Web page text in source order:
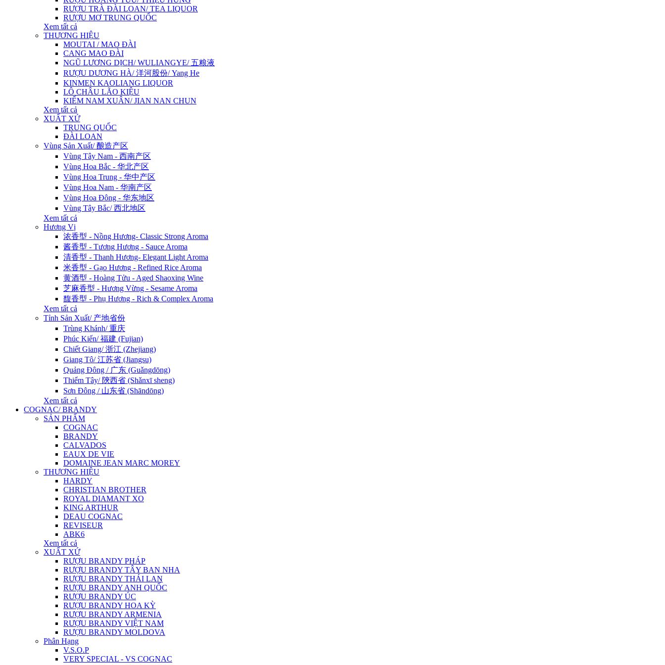
RƯỢU TRÀ ĐÀI LOAN/ TEA LIQUOR
RƯỢU MƠ TRUNG QUỐC
Xem tất cả
THƯƠNG HIỆU
MOUTAI / MAO ĐÀI
CANG MAO ĐÀI
NGŨ LƯƠNG DỊCH/ WULIANGYE/ 五粮液
RƯỢU DƯƠNG HÀ/ 洋河股份/ Yang He
KINMEN KAOLIANG LIQUOR
LÔ CHÂU LÃO KIỆU
KIẾM NAM XUÂN/ JIAN NAN CHUN
Xem tất cả
XUẤT XỨ
TRUNG QUỐC
ĐÀI LOAN
Vùng Sản Xuất/ 酿造产区
Vùng Tây Nam - 西南产区
Vùng Hoa Bắc - 华北产区
Vùng Hoa Trung - 华中产区
Vùng Hoa Nam - 华南产区
Vùng Hoa Đông - 华东地区
Vùng Tây Bắc/ 西北地区
Xem tất cả
Hương Vị
浓香型 - Nồng Hương- Classic Strong Aroma
酱香型 - Tương Hương - Sauce Aroma
清香型 - Thanh Hương- Elegant Light Aroma
米香型 - Gạo Hương - Refined Rice Aroma
黄酒型 - Hoàng Tửu - Aged Shaoxing Wine
芝麻香型 - Hương Vừng - Sesame Aroma
馥香型 - Phụ Hương - Rich & Complex Aroma
Xem tất cả
Tỉnh Sản Xuất/ 产地省份
Trùng Khánh/ 重庆
Phúc Kiến/ 福建 (Fujian)
Chiết Giang/ 浙江 (Zhejiang)
Giang Tô/ 江苏省 (Jiangsu)
Quảng Đông / 广东 (Guǎngdōng)
Thiểm Tây/ 陝西省 (Shǎnxī sheng)
Sơn Đông / 山东省 (Shāndōng)
Xem tất cả
COGNAC/ BRANDY
SẢN PHẨM
COGNAC
BRANDY
CALVADOS
EAUX DE VIE
DOMAINE JEAN MARC MOREY
THƯƠNG HIỆU
HARDY
CHRISTIAN BROTHER
ROYAL DIAMANT XO
KING ARTHUR
DEAU COGNAC
REVISEUR
ABK6
Xem tất cả
XUẤT XỨ
RƯỢU BRANDY PHÁP
RƯỢU BRANDY TÂY BAN NHA
RƯỢU BRANDY THÁI LAN
RƯỢU BRANDY ANH QUỐC
RƯỢU BRANDY ÚC
RƯỢU BRANDY HOA KỲ
RƯỢU BRANDY ARMENIA
RƯỢU BRANDY VIỆT NAM
RƯỢU BRANDY MOLDOVA
Phân Hạng
V.S.O.P
VERY SPECIAL - VS COGNAC